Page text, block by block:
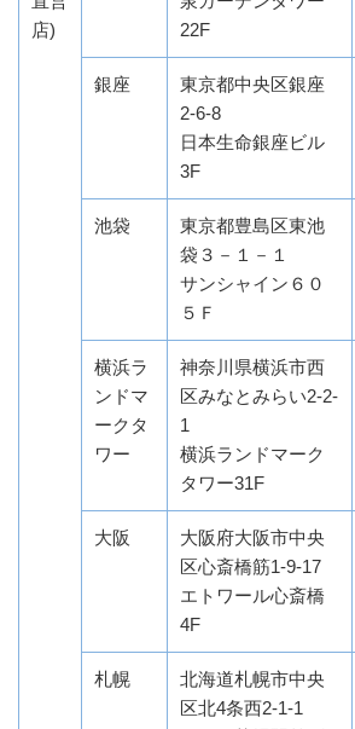
店)
22F
銀座
東京都中央区銀座
2-6-8
日本生命銀座ビル
3F
池袋
東京都豊島区東池
袋３－１－１
サンシャイン６０
５Ｆ
横浜ラ
ンドマ
ークタ
ワー
神奈川県横浜市西
区みなとみらい2-2-
1
横浜ランドマーク
タワー31F
大阪
大阪府大阪市中央
区心斎橋筋1-9-17
エトワール心斎橋
4F
札幌
北海道札幌市中央
区北4条西2-1-1